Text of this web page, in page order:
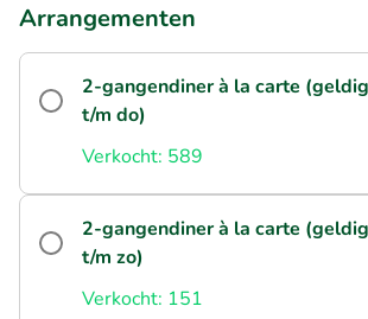
Arrangementen
2-gangendiner à la carte
t/m do)
Verkocht: 589
2-gangendiner à la carte
t/m zo)
Verkocht: 151